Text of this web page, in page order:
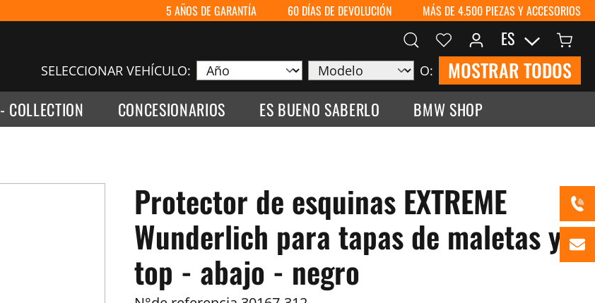
5 AÑOS DE GARANTÍA 60 DÍAS DE DEVOLUCIÓN MÁS DE 4.500 PIEZAS Y ACCESORIOS
SELECCIONAR VEHÍCULO: O: MOSTRAR TODOS
ES
- COLLECTION CONCESIONARIOS ES BUENO SABERLO BMW SHOP
Protector de esquinas EXTREME
Wunderlich para tapas de maletas y
top - abajo - negro